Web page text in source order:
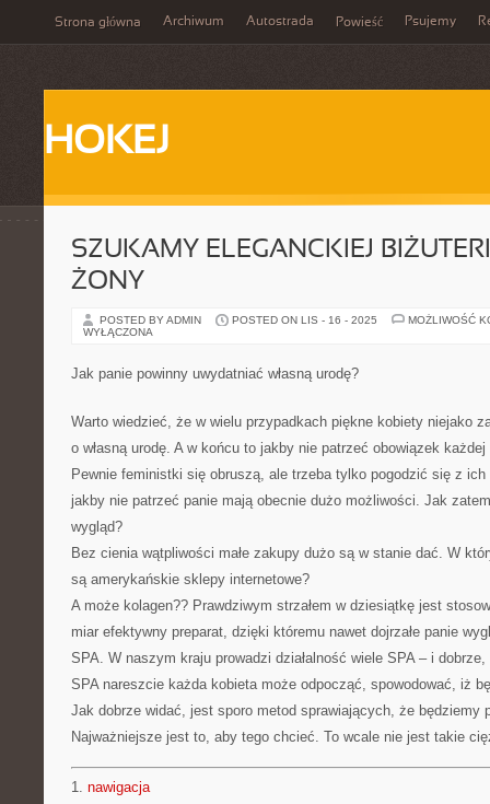
Strona główna Archiwum Autostrada Powieść Psujemy
HOKEJ
SZUKAMY ELEGANCKIEJ
ŻONY
POSTED BY ADMIN POSTED ON LIS - 16 - 2025
MOŻLIWOŚĆ
WYŁĄCZONA
Jak panie powinny uwydatniać własną urodę?
Warto wiedzieć, że w wielu przypadkach piękne kobiety niejako
o własną urodę. A w końcu to jakby nie patrzeć obowiązek
Pewnie feministki się obruszą, ale trzeba tylko pogodzić się z
jakby nie patrzeć panie mają obecnie dużo możliwości. Jak
wygląd?
Bez cienia wątpliwości małe zakupy dużo są w stanie dać. W
są amerykańskie sklepy internetowe?
A może kolagen?? Prawdziwym strzałem w dziesiątkę jest
miar efektywny preparat, dzięki któremu nawet dojrzałe panie
SPA. W naszym kraju prowadzi działalność wiele SPA – i dobrze,
SPA nareszcie każda kobieta może odpocząć, spowodować, iż
Jak dobrze widać, jest sporo metod sprawiających, że będziemy
Najważniejsze jest to, aby tego chcieć. To wcale nie jest takie
1. nawigacja